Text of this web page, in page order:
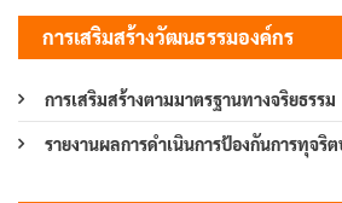
การเสริมสร้างวัฒนธรรมองค์กร
การเสริมสร้างตามมาตรฐานทางจริยธรรม
รายงานผลการดำเนินการป้องกันการทุจริ